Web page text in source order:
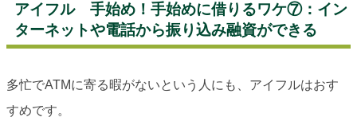
アイフル 手始め！手始めに借りるワケ⑦：イン
ターネットや電話から振り込み融資ができる
多忙でATMに寄る暇がないという人にも、アイフルはおす
すめです。